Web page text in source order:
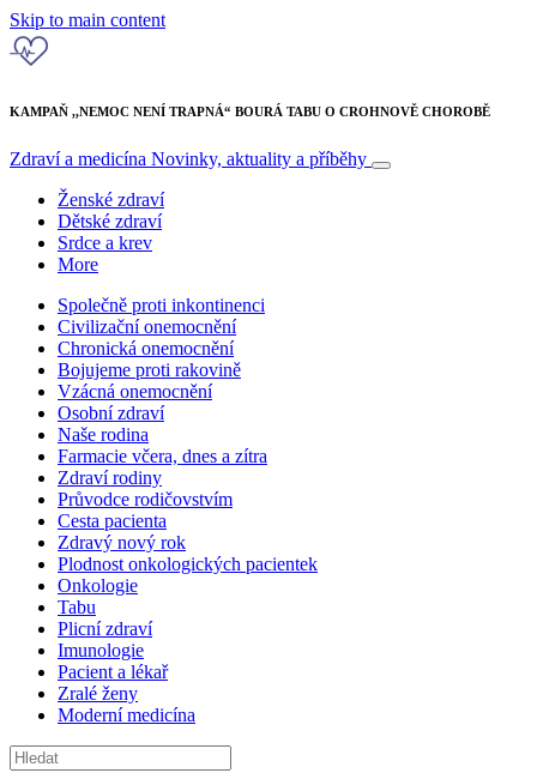
Skip to main content
KAMPAŇ ,,NEMOC NENÍ TRAPNÁ“ BOURÁ TABU O CROHNOVĚ CHOROBĚ
Zdraví a medicína Novinky, aktuality a příběhy
Ženské zdraví
Dětské zdraví
Srdce a krev
More
Společně proti inkontinenci
Civilizační onemocnění
Chronická onemocnění
Bojujeme proti rakovině
Vzácná onemocnění
Osobní zdraví
Naše rodina
Farmacie včera, dnes a zítra
Zdraví rodiny
Průvodce rodičovstvím
Cesta pacienta
Zdravý nový rok
Plodnost onkologických pacientek
Onkologie
Tabu
Plicní zdraví
Imunologie
Pacient a lékař
Zralé ženy
Moderní medicína